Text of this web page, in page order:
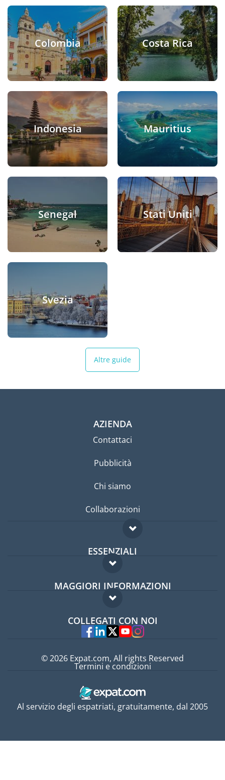
Colombia Costa Rica
Indonesia Mauritius
Senegal Stati Uniti
Svezia
Altre guide
AZIENDA
Contattaci
Pubblicità
Chi siamo
Collaborazioni
ESSENZIALI
Forum per expat
Guida per expat
MAGGIORI INFORMAZIONI
Domande frequenti
Esperti
COLLEGATI CON NOI
Al servizio degli espatriati, gratuitamente, dal 2005
© 2026 Expat.com, All rights Reserved
Termini e condizioni